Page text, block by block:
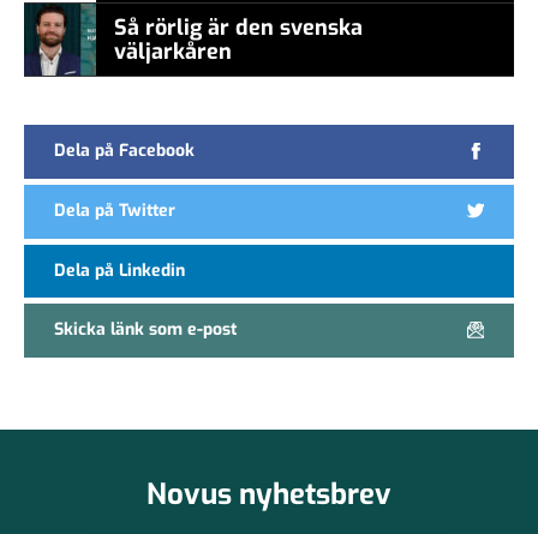
Så rörlig är den svenska
väljarkåren
Dela på Facebook
Dela på Twitter
Dela på Linkedin
Skicka länk som e-post
Novus nyhetsbrev